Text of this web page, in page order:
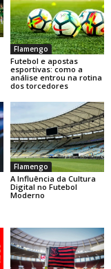
Flamengo
Futebol e apostas
esportivas: como a
análise entrou na rotina
dos torcedores
Flamengo
A Influência da Cultura
Digital no Futebol
Moderno